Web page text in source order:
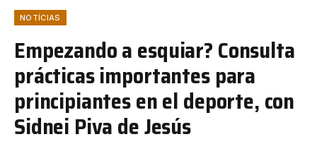
NOTÍCIAS
Empezando a esquiar? Consulta
prácticas importantes para
principiantes en el deporte, con
Sidnei Piva de Jesús